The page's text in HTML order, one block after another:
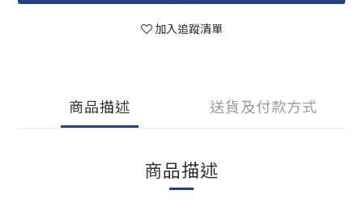
加入追蹤清單
商品描述 送貨及付款方式
商品描述